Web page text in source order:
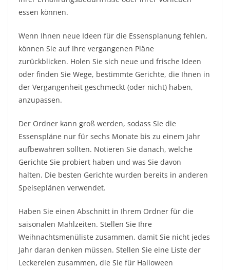
essen können.
Wenn Ihnen neue Ideen für die Essensplanung fehlen,
können Sie auf Ihre vergangenen Pläne
zurückblicken. Holen Sie sich neue und frische Ideen
oder finden Sie Wege, bestimmte Gerichte, die Ihnen in
der Vergangenheit geschmeckt (oder nicht) haben,
anzupassen.
Der Ordner kann groß werden, sodass Sie die
Essenspläne nur für sechs Monate bis zu einem Jahr
aufbewahren sollten. Notieren Sie danach, welche
Gerichte Sie probiert haben und was Sie davon
halten. Die besten Gerichte wurden bereits in anderen
Speiseplänen verwendet.
Haben Sie einen Abschnitt in Ihrem Ordner für die
saisonalen Mahlzeiten. Stellen Sie Ihre
Weihnachtsmenüliste zusammen, damit Sie nicht jedes
Jahr daran denken müssen. Stellen Sie eine Liste der
Leckereien zusammen, die Sie für Halloween